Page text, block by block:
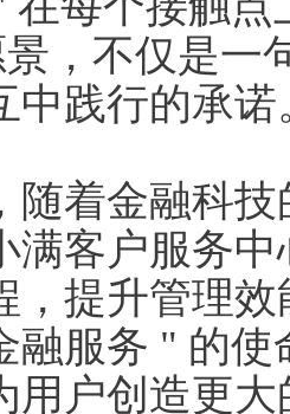
，不仅是一
中践行的承诺
随着金融科
满客户服务
，提升管理
融服务 " 的
用户创造更大